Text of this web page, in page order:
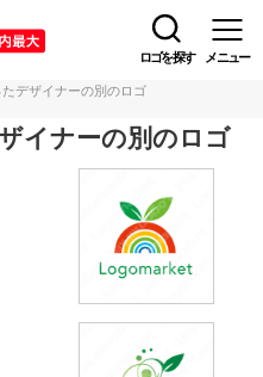
ロゴを探す メニュー
デザイナーの別のロゴ
イナーの別のロゴ